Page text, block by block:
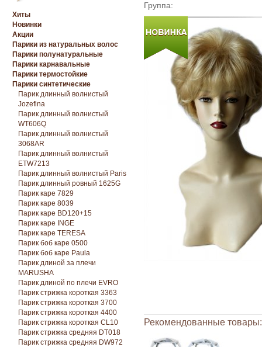
Хиты
Новинки
Акции
Парики из натуральных волос
Парики полунатуральные
Парики карнавальные
Парики термостойкие
Парики синтетические
Парик длинный волнистый
Jozefina
Парик длинный волнистый
WT606Q
Парик длинный волнистый
3068AR
Парик длинный волнистый
ETW7213
Парик длинный волнистый Paris
Парик длинный ровный 1625G
Парик каре 7829
Парик каре 8039
Парик каре BD120+15
Парик каре INGE
Парик каре TERESA
Парик боб каре 0500
Парик боб каре Paula
Парик длиной за плечи
MARUSHA
Парик длиной по плечи EVRO
Парик стрижка короткая 3363
Парик стрижка короткая 3700
Парик стрижка короткая 4400
Парик стрижка короткая CL10
Парик стрижка средняя DT018
Парик стрижка средняя DW972
Группа:
Рекомендованные товары: